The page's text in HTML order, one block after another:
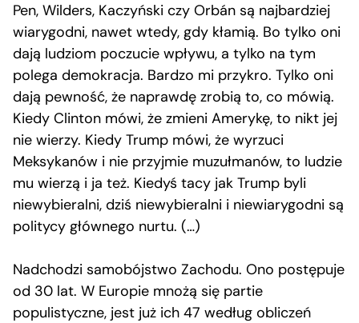
Pen, Wilders, Kaczyński czy Orbán są najbardziej
wiarygodni, nawet wtedy, gdy kłamią. Bo tylko oni
dają ludziom poczucie wpływu, a tylko na tym
polega demokracja. Bardzo mi przykro. Tylko oni
dają pewność, że naprawdę zrobią to, co mówią.
Kiedy Clinton mówi, że zmieni Amerykę, to nikt jej
nie wierzy. Kiedy Trump mówi, że wyrzuci
Meksykanów i nie przyjmie muzułmanów, to ludzie
mu wierzą i ja też. Kiedyś tacy jak Trump byli
niewybieralni, dziś niewybieralni i niewiarygodni są
politycy głównego nurtu. (…)
Nadchodzi samobójstwo Zachodu. Ono postępuje
od 30 lat. W Europie mnożą się partie
populistyczne, jest już ich 47 według obliczeń